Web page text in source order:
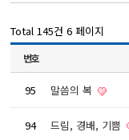
Total 145건 6 페이지
번호
95 말씀의 복
94 드림, 경배, 기쁨